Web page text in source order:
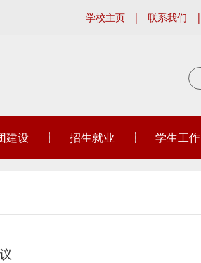
学校主页 | 联系我们 |
建设 招生就业 学生工作